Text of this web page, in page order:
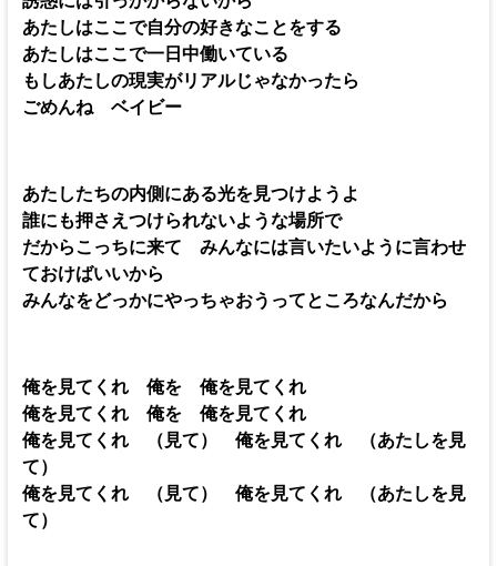
あたしはここで自分の好きなことをする
あたしはここで一日中働いている
もしあたしの現実がリアルじゃなかったら
ごめんね ベイビー
あたしたちの内側にある光を見つけようよ
誰にも押さえつけられないような場所で
だからこっちに来て みんなには言いたいように言わせ
ておけばいいから
みんなをどっかにやっちゃおうってところなんだから
俺を見てくれ 俺を 俺を見てくれ
俺を見てくれ 俺を 俺を見てくれ
俺を見てくれ （見て） 俺を見てくれ （あたしを見
て）
俺を見てくれ （見て） 俺を見てくれ （あたしを見
て）